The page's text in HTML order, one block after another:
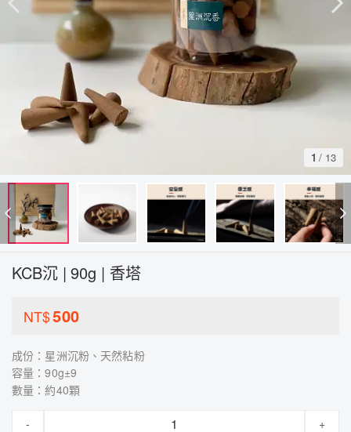
1 / 13
KCB沉 | 90g | 香塔
NT$500
成份：星洲沉粉、天然粘粉
容量：90g±9
數量：約40顆
- +